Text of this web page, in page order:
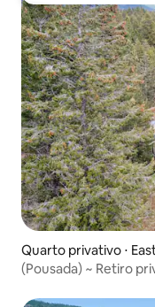
Quarto privativo ⋅
(Pousada) ~ Retiro